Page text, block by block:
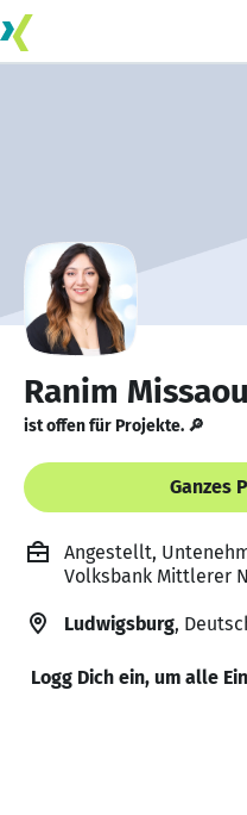
Ranim
ist offen für Projekte. 🔎
Ganzes
Angestellt,
Volksbank Mittlerer
Ludwigsburg,
Logg Dich ein, um alle